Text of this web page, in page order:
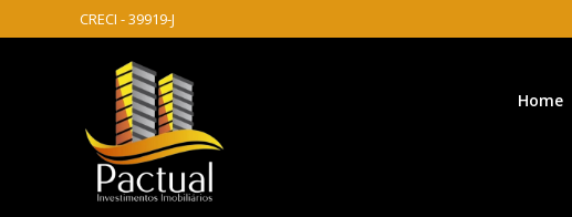
CRECI - 39919-J
Home